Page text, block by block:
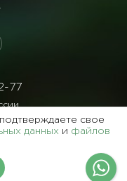
77
Двор"
свое
данных и файлов